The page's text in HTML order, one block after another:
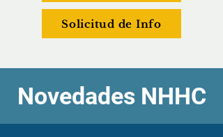
Solicitud de Info
Novedades NHHC